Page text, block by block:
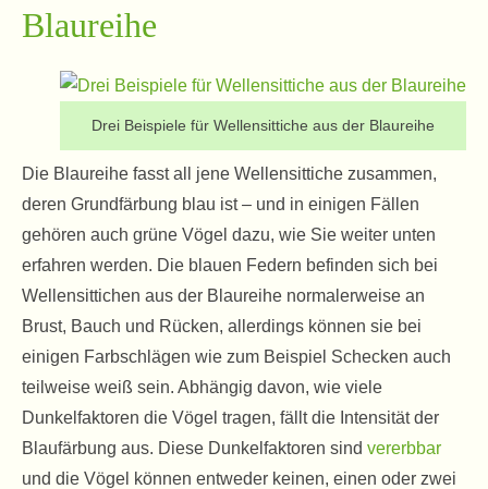
Blaureihe
Drei Beispiele für Wellensittiche aus der Blaureihe
Die Blaureihe fasst all jene Wellensittiche zusammen,
deren Grundfärbung blau ist – und in einigen Fällen
gehören auch grüne Vögel dazu, wie Sie weiter unten
erfahren werden. Die blauen Federn befinden sich bei
Wellensittichen aus der Blaureihe normalerweise an
Brust, Bauch und Rücken, allerdings können sie bei
einigen Farbschlägen wie zum Beispiel Schecken auch
teilweise weiß sein. Abhängig davon, wie viele
Dunkelfaktoren die Vögel tragen, fällt die Intensität der
Blaufärbung aus. Diese Dunkelfaktoren sind vererbbar
und die Vögel können entweder keinen, einen oder zwei